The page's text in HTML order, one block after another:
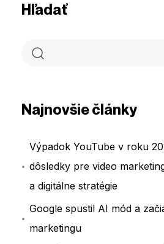
Hľadať
Najnovšie články
Výpadok YouTube v roku
dôsledky pre video
a digitálne stratégie
Google spustil AI mód a
marketingu